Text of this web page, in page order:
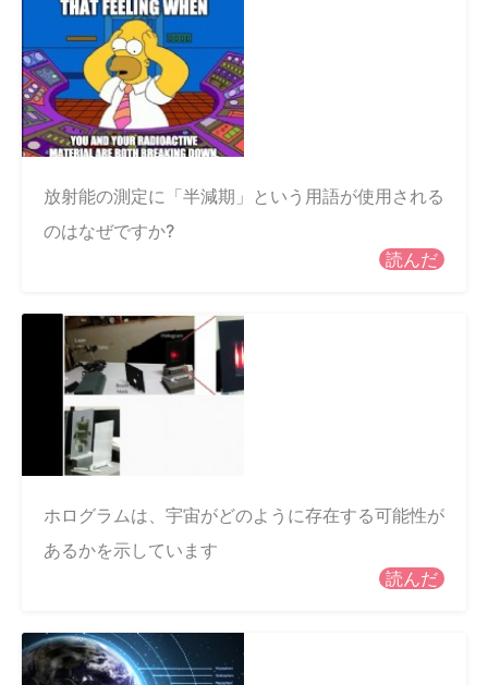
放射能の測定に「半減期」という用語が使用される
のはなぜですか?
読んだ
ホログラムは、宇宙がどのように存在する可能性が
あるかを示しています
読んだ